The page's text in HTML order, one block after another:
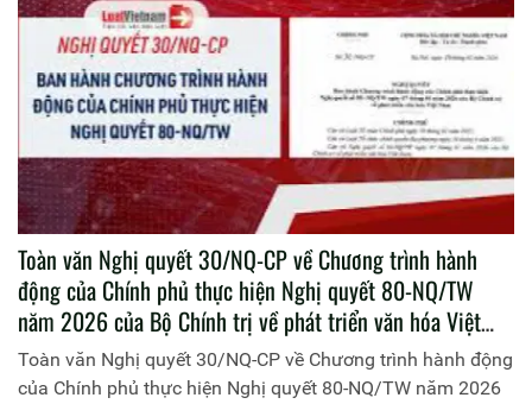
Toàn văn Nghị quyết 30/NQ-CP về Chương trình hành
động của Chính phủ thực hiện Nghị quyết 80-NQ/TW
năm 2026 của Bộ Chính trị về phát triển văn hóa Việt
Nam
Toàn văn Nghị quyết 30/NQ-CP về Chương trình hành động
của Chính phủ thực hiện Nghị quyết 80-NQ/TW năm 2026